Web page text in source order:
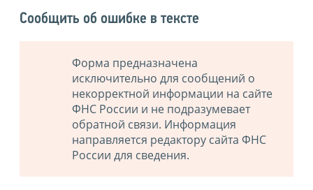
Сообщить об ошибке в тексте
Форма предназначена
исключительно для сообщений о
некорректной информации на сайте
ФНС России и не подразумевает
обратной связи. Информация
направляется редактору сайта ФНС
России для сведения.